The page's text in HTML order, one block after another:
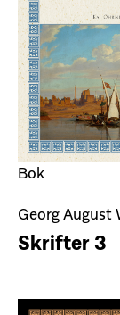
Bok
Georg August
Skrifter 3